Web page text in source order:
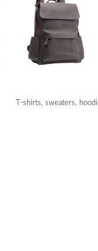
T-shirts, sweaters,